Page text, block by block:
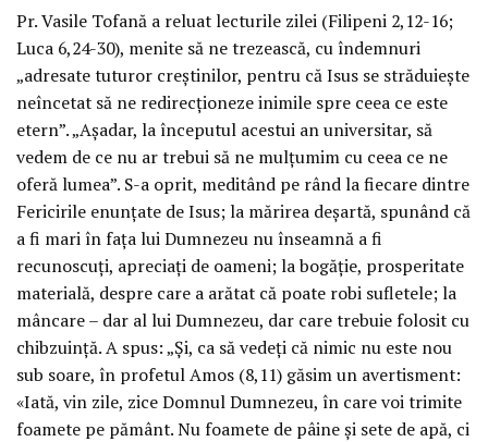
Pr. Vasile Tofană a reluat lecturile zilei (Filipeni 2,12-16;
Luca 6,24-30), menite să ne trezească, cu îndemnuri
„adresate tuturor creștinilor, pentru că Isus se străduiește
neîncetat să ne redirecționeze inimile spre ceea ce este
etern”. „Așadar, la începutul acestui an universitar, să
vedem de ce nu ar trebui să ne mulțumim cu ceea ce ne
oferă lumea”. S-a oprit, meditând pe rând la fiecare dintre
Fericirile enunțate de Isus; la mărirea deșartă, spunând că
a fi mari în fața lui Dumnezeu nu înseamnă a fi
recunoscuți, apreciați de oameni; la bogăție, prosperitate
materială, despre care a arătat că poate robi sufletele; la
mâncare – dar al lui Dumnezeu, dar care trebuie folosit cu
chibzuință. A spus: „Și, ca să vedeți că nimic nu este nou
sub soare, în profetul Amos (8,11) găsim un avertisment:
«Iată, vin zile, zice Domnul Dumnezeu, în care voi trimite
foamete pe pământ. Nu foamete de pâine și sete de apă, ci